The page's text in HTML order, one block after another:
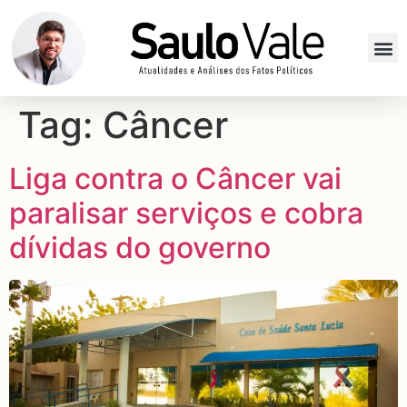
Tag: Câncer
Liga contra o Câncer vai
paralisar serviços e cobra
dívidas do governo